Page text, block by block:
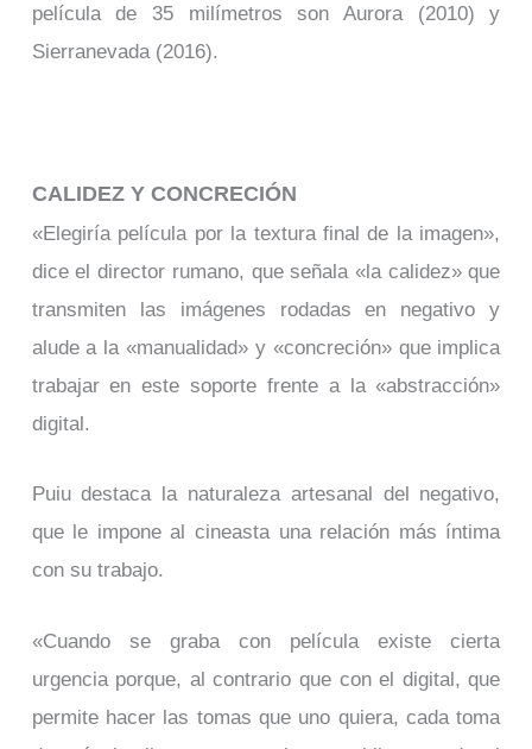
película de 35 milímetros son Aurora (2010) y
Sierranevada (2016).
CALIDEZ Y CONCRECIÓN
«Elegiría película por la textura final de la imagen»,
dice el director rumano, que señala «la calidez» que
transmiten las imágenes rodadas en negativo y
alude a la «manualidad» y «concreción» que implica
trabajar en este soporte frente a la «abstracción»
digital.
Puiu destaca la naturaleza artesanal del negativo,
que le impone al cineasta una relación más íntima
con su trabajo.
«Cuando se graba con película existe cierta
urgencia porque, al contrario que con el digital, que
permite hacer las tomas que uno quiera, cada toma